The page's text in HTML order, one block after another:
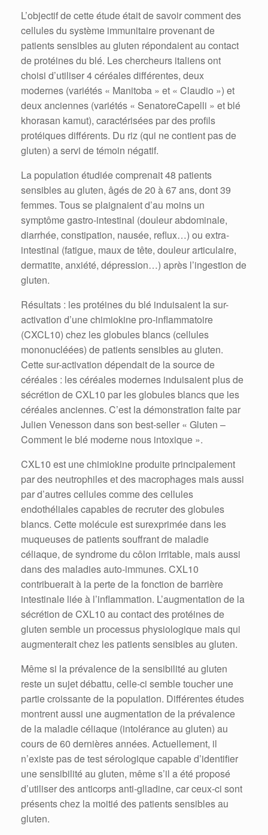
L’objectif de cette étude était de savoir comment des
cellules du système immunitaire provenant de
patients sensibles au gluten répondaient au contact
de protéines du blé. Les chercheurs italiens ont
choisi d’utiliser 4 céréales différentes, deux
modernes (variétés « Manitoba » et « Claudio ») et
deux anciennes (variétés « SenatoreCapelli » et blé
khorasan kamut), caractérisées par des profils
protéiques différents. Du riz (qui ne contient pas de
gluten) a servi de témoin négatif.
La population étudiée comprenait 48 patients
sensibles au gluten, âgés de 20 à 67 ans, dont 39
femmes. Tous se plaignaient d’au moins un
symptôme gastro-intestinal (douleur abdominale,
diarrhée, constipation, nausée, reflux…) ou extra-
intestinal (fatigue, maux de tête, douleur articulaire,
dermatite, anxiété, dépression…) après l’ingestion de
gluten.
Résultats : les protéines du blé induisaient la sur-
activation d’une chimiokine pro-inflammatoire
(CXCL10) chez les globules blancs (cellules
mononucléées) de patients sensibles au gluten.
Cette sur-activation dépendait de la source de
céréales : les céréales modernes induisaient plus de
sécrétion de CXL10 par les globules blancs que les
céréales anciennes. C’est la démonstration faite par
Julien Venesson dans son best-seller « Gluten –
Comment le blé moderne nous intoxique ».
CXL10 est une chimiokine produite principalement
par des neutrophiles et des macrophages mais aussi
par d’autres cellules comme des cellules
endothéliales capables de recruter des globules
blancs. Cette molécule est surexprimée dans les
muqueuses de patients souffrant de maladie
céliaque, de syndrome du côlon irritable, mais aussi
dans des maladies auto-immunes. CXL10
contribuerait à la perte de la fonction de barrière
intestinale liée à l’inflammation. L’augmentation de la
sécrétion de CXL10 au contact des protéines de
gluten semble un processus physiologique mais qui
augmenterait chez les patients sensibles au gluten.
Même si la prévalence de la sensibilité au gluten
reste un sujet débattu, celle-ci semble toucher une
partie croissante de la population. Différentes études
montrent aussi une augmentation de la prévalence
de la maladie céliaque (intolérance au gluten) au
cours de 60 dernières années. Actuellement, il
n’existe pas de test sérologique capable d’identifier
une sensibilité au gluten, même s’il a été proposé
d’utiliser des anticorps anti-gliadine, car ceux-ci sont
présents chez la moitié des patients sensibles au
gluten.